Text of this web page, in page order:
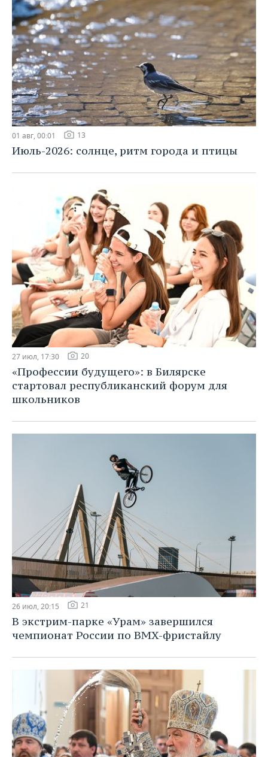
01 авг, 00:01 13
Июль-2026: солнце, ритм города и птицы
27 июл, 17:30 20
«Профессии будущего»: в Билярске
стартовал республиканский форум для
школьников
26 июл, 20:15 21
В экстрим-парке «Урам» завершился
чемпионат России по BMX-фристайлу